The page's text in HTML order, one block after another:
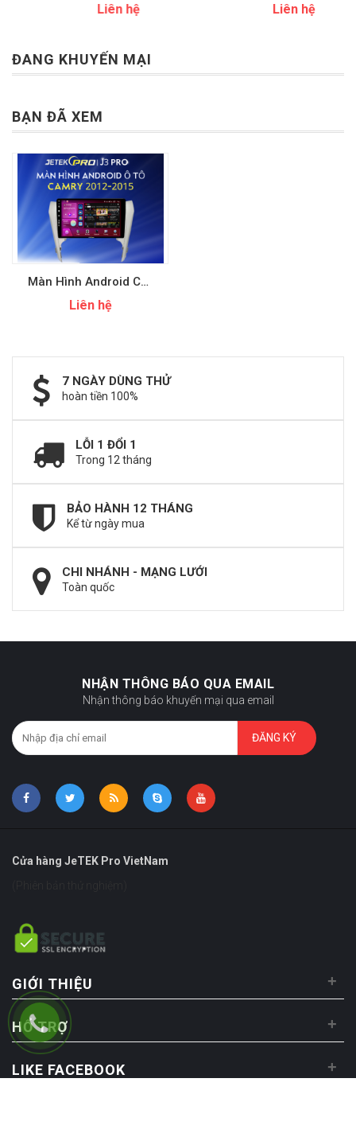
Liên hệ Liên hệ
ĐANG KHUYẾN MẠI
BẠN ĐÃ XEM
Màn Hình Android CAMRY 2012-2015
Liên hệ
7 NGÀY DÙNG THỬ
hoàn tiền 100%
LỖI 1 ĐỔI 1
Trong 12 tháng
BẢO HÀNH 12 THÁNG
Kể từ ngày mua
CHI NHÁNH - MẠNG LƯỚI
Toàn quốc
NHẬN THÔNG BÁO QUA EMAIL
Nhận thông báo khuyến mại qua email
ĐĂNG KÝ
Cửa hàng JeTEK Pro VietNam
GIỚI THIỆU +
HỔ TRỢ +
LIKE FACEBOOK +